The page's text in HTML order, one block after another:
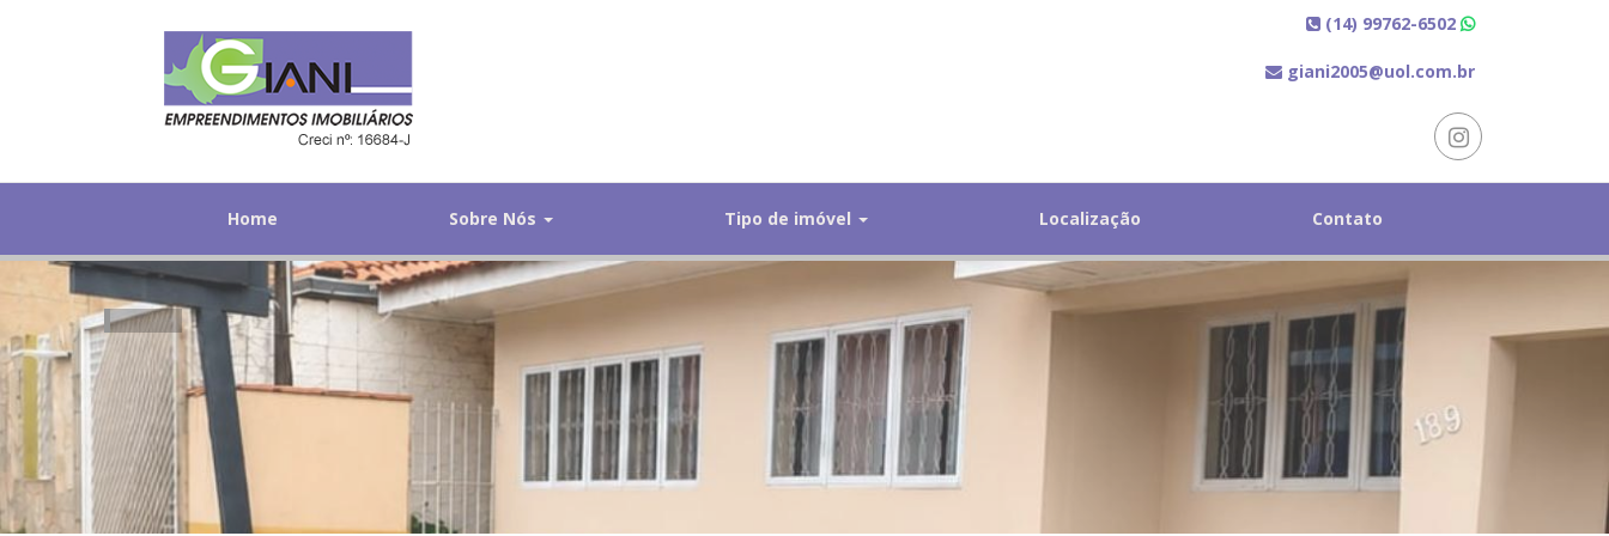
(14) 99762-6502
giani2005@uol.com.br
Home Sobre Nós Tipo de imóvel Localização Contato